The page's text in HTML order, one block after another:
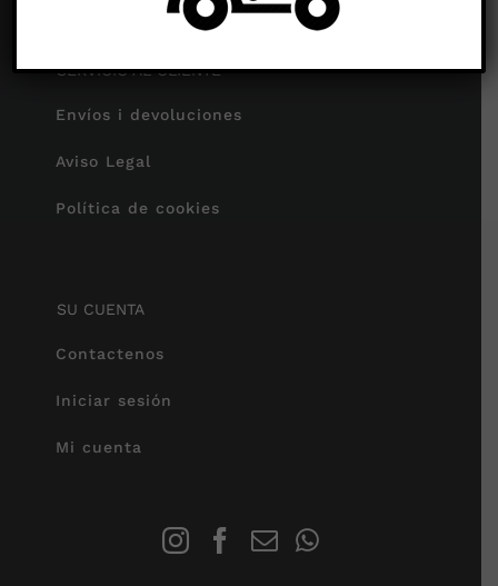
SERVICIO AL CLIENTE
Envíos i devoluciones
Aviso Legal
Política de cookies
SU CUENTA
Contactenos
Iniciar sesión
Mi cuenta